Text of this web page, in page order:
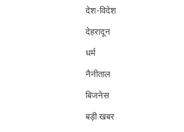
देश-विदेश
देहरादून
धर्म
नैनीताल
बिजनेस
बड़ी खबर